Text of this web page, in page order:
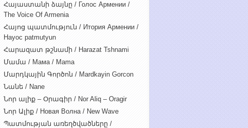
Հայաստանի ձայնը / Голос Армении /
The Voice Of Armenia
Հայոց պատմություն / Итория Армении /
Hayoc patmutyun
Հարազատ թշնամի / Harazat Tshnami
Մամա / Мама / Mama
Մարդկային Գործոն / Mardkayin Gorcon
Նանե / Nane
Նոր ալիք – Օրագիր / Nor Aliq – Oragir
Նոր Ալիք / Новая Волна / New Wave
Պատմության առեղծվածները /